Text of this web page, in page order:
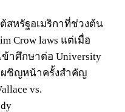
สหรัฐอเมริกาที่ช่วงต้น
Crow laws แต่เมื่อ
าศึกษาต่อ University
ผชิญหน้าครั้งสำคัญ
vs.